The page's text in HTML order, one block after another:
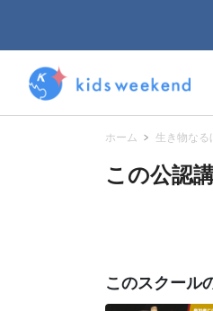
ホーム 生き物な
この公認
このスクール